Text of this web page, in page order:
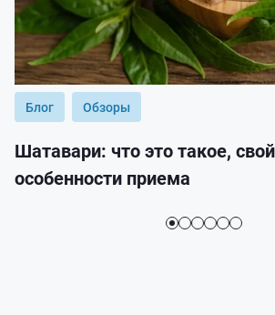
Блог Обзоры
Шатавари: что это такое,
особенности приема